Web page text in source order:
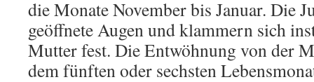
die Monate November bis Januar. Die
geöffnete Augen und klammern sich
Mutter fest. Die Entwöhnung von der
dem fünften oder sechsten